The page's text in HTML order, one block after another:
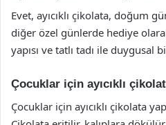
Evet, ayıcıklı çikolata, doğum
diğer özel günlerde hediye
yapısı ve tatlı tadı ile duygusal
Çocuklar için ayıcıklı
Çocuklar için ayıcıklı çikolata